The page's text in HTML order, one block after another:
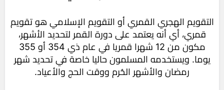
التقويم الهجري القمري أو التقويم الإسلامي هو تقويم
قمري، أي أنه يعتمد على دورة القمر لتحديد الأشهر،
مكون من 12 شهرا قمريا في عام ذي 354 أو 355
يوما. ويستخدمه المسلمون حاليا خاصة في تحديد شهر
رمضان والأشهر الحُرم ووقت الحج والأعياد.